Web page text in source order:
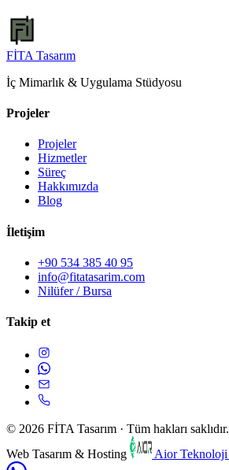
FİTA Tasarım
İç Mimarlık & Uygulama Stüdyosu
Projeler
Projeler
Hizmetler
Süreç
Hakkımızda
Blog
İletişim
+90 534 385 40 95
info@fitatasarim.com
Nilüfer / Bursa
Takip et
© 2026 FİTA Tasarım · Tüm hakları saklıdır.
Web Tasarım & Hosting
Aior Teknoloji